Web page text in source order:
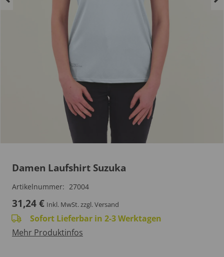
Damen Laufshirt Suzuka
Artikelnummer: 27004
31,24€ Inkl. MwSt.zzgl. Versand
Sofort Lieferbar in 2-3 Werktagen
Mehr Produktinfos